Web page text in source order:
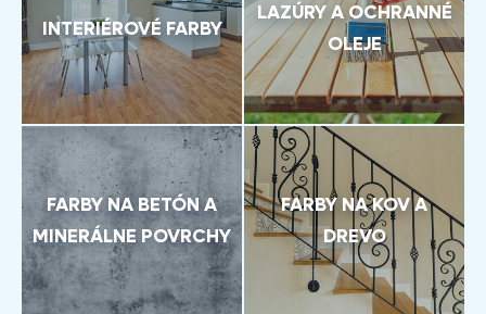
INTERIÉROVÉ FARBY
LAZÚRY A OCHRANNÉ
OLEJE
FARBY NA BETÓN A
MINERÁLNE POVRCHY
FARBY NA KOV A
DREVO